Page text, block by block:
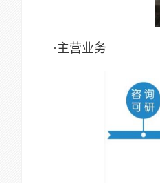
·主营业务